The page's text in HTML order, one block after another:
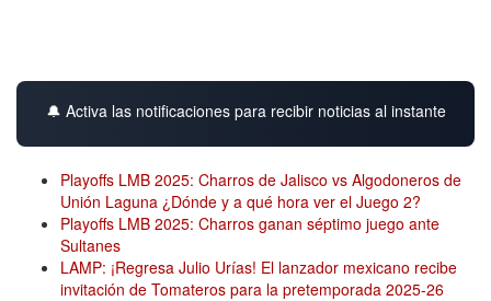
🔔 Activa las notificaciones para recibir noticias al instante
Playoffs LMB 2025: Charros de Jalisco vs Algodoneros de
Unión Laguna ¿Dónde y a qué hora ver el Juego 2?
Playoffs LMB 2025: Charros ganan séptimo juego ante
Sultanes
LAMP: ¡Regresa Julio Urías! El lanzador mexicano recibe
invitación de Tomateros para la pretemporada 2025-26